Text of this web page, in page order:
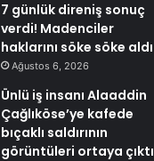
7 günlük direniş sonuç
verdi! Madenciler
haklarını söke söke aldı
Ağustos 6, 2026
Ünlü iş insanı Alaaddin
Çağlıköse’ye kafede
bıçaklı saldırının
görüntüleri ortaya çıktı